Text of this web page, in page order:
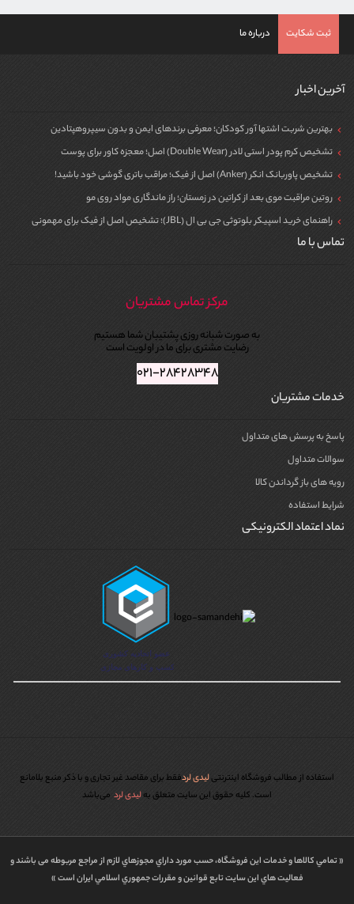
ثبت شکایت درباره ما
آخرین اخبار
بهترین شربت اشتها آور کودکان؛ معرفی برندهای ایمن و بدون سیپروهپتادین
تشخیص کرم پودر استی لادر (Double Wear) اصل؛ معجزه کاور برای پوست
تشخیص پاوربانک انکر (Anker) اصل از فیک؛ مراقب باتری گوشی خود باشید!
روتین مراقبت موی بعد از کراتین در زمستان؛ راز ماندگاری مواد روی مو
راهنمای خرید اسپیکر بلوتوثی جی بی ال (JBL)؛ تشخیص اصل از فیک برای مهمونی
تماس با ما
مرکز تماس مشتریان
به صورت شبانه روزی پشتیبان شما هستیم
رضایت مشتری برای ما در اولویت است
۰۲۱-۲۸۴۲۸۳۴۸
خدمات مشتریان
پاسخ به پرسش های متداول
سوالات متداول
رویه های باز گرداندن کالا
شرایط استفاده
نماد اعتماد الکترونیکی
استفاده از مطالب فروشگاه اینترنتیلیدی لردفقط برای مقاصد غیر تجاری و با ذکر منبع بلامانع
است. کليه حقوق اين سايت متعلق بهلیدی لرد می‌باشد
« تمامي كالاها و خدمات اين فروشگاه، حسب مورد داراي مجوزهاي لازم از مراجع مربوطه می باشند و
فعاليت هاي اين سايت تابع قوانين و مقررات جمهوري اسلامي ايران است »